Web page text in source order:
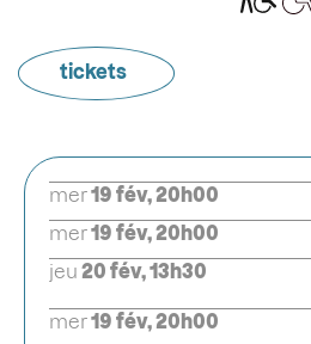
tickets
mer19 fév, 20h00
mer19 fév, 20h00
jeu 20 fév, 13h30
mer19 fév, 20h00